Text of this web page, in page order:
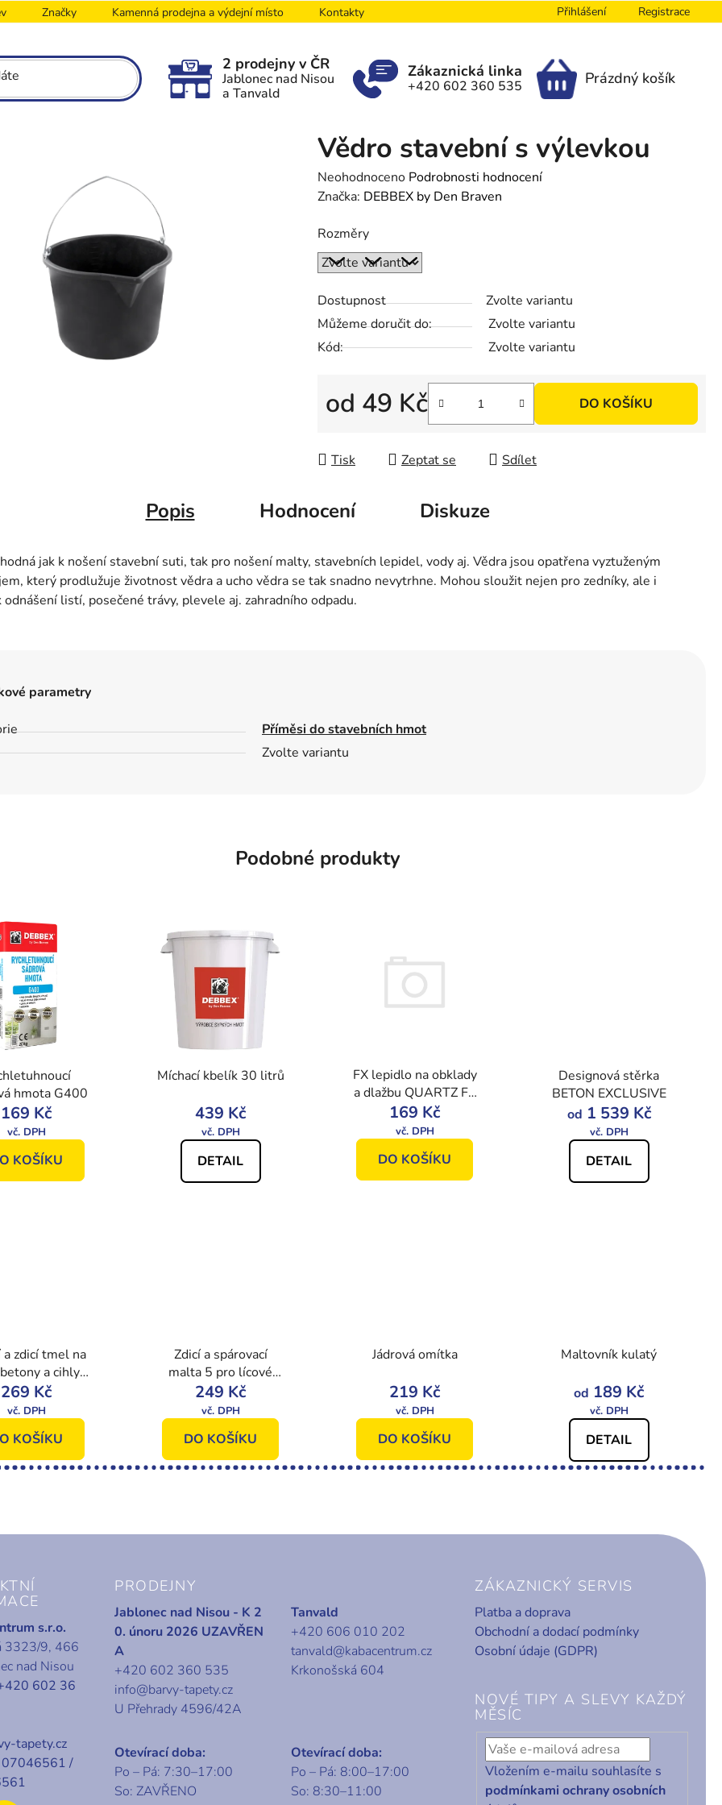
Značky Kamenná prodejna a výdejní místo Kontakty Přihlášení Registrace
NÁKUPNÍ
KOŠÍK
Prázdný košík
Zákaznická linka
+420 602 360 535
2 prodejny v ČR
Jablonec nad Nisou
a Tanvald
Vědro stavební s výlevkou
Průměrné
hodnocení
je
0,0
z
5
hvězdiček.
Neohodnoceno Podrobnosti hodnocení
Značka: DEBBEX by Den Braven
Rozměry
Dostupnost
Zvolte variantu
Můžeme doručit do:
Zvolte variantu
Kód:
Zvolte variantu
od 49 Kč DO KOŠÍKU
Tisk Zeptat se Sdílet
Popis Hodnocení Diskuze
jak k nošení stavební suti, tak pro nošení malty, stavebních lepidel, vody aj. Vědra jsou opatřena vyztuženým
který prodlužuje životnost vědra a ucho vědra se tak snadno nevytrhne. Mohou sloužit nejen pro zedníky, ale i
odnášení listí, posečené trávy, plevele aj. zahradního odpadu.
parametry
Příměsi do stavebních hmot
Zvolte variantu
Podobné produkty
hmota G400
169 Kč
KOŠÍKU
Míchací kbelík 30 litrů
439 Kč
DETAIL
FX lepidlo na obklady
a dlažbu QUARTZ FX
C2TE
169 Kč
DO KOŠÍKU
Designová stěrka
BETON EXCLUSIVE
od 1 539 Kč
DETAIL
a zdicí tmel na
a cihly
PORO
269 Kč
KOŠÍKU
Zdicí a spárovací
malta 5 pro lícové
zdivo
249 Kč
DO KOŠÍKU
Jádrová omítka
219 Kč
DO KOŠÍKU
Maltovník kulatý
od 189 Kč
DETAIL
s.r.o.
3323/9, 466
nad Nisou
602 36
tapety.cz
07046561 /
PRODEJNY
Jablonec nad Nisou - K 2
0. únoru 2026 UZAVŘEN
A
+420 602 360 535
info@barvy-tapety.cz
U Přehrady 4596/42A
Tanvald
+420 606 010 202
tanvald@kabacentrum.cz
Krkonošská 604
Otevírací doba:
Po – Pá: 7:30–17:00
So: ZAVŘENO
Otevírací doba:
Po – Pá: 8:00–17:00
So: 8:30–11:00
ZÁKAZNICKÝ SERVIS
Platba a doprava
Obchodní a dodací podmínky
Osobní údaje (GDPR)
NOVÉ TIPY A SLEVY KAŽDÝ
MĚSÍC
Vložením e-mailu souhlasíte s
podmínkami ochrany osobních